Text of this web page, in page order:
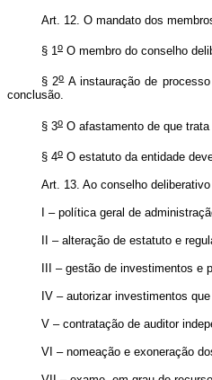
Art. 12. O mandato dos
§ 1o O membro do conselho
§ 2oA instauração de
conclusão.
§ 3o O afastamento de que
§ 4o O estatuto da entidade
Art. 13. Ao conselho
I – política geral de
II – alteração de estatuto e
III – gestão de investimentos e
IV – autorizar investimentos
V – contratação de auditor
VI – nomeação e exoneração